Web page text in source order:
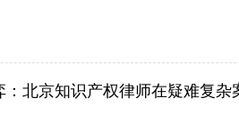
：北京知识产权律师在疑难复杂